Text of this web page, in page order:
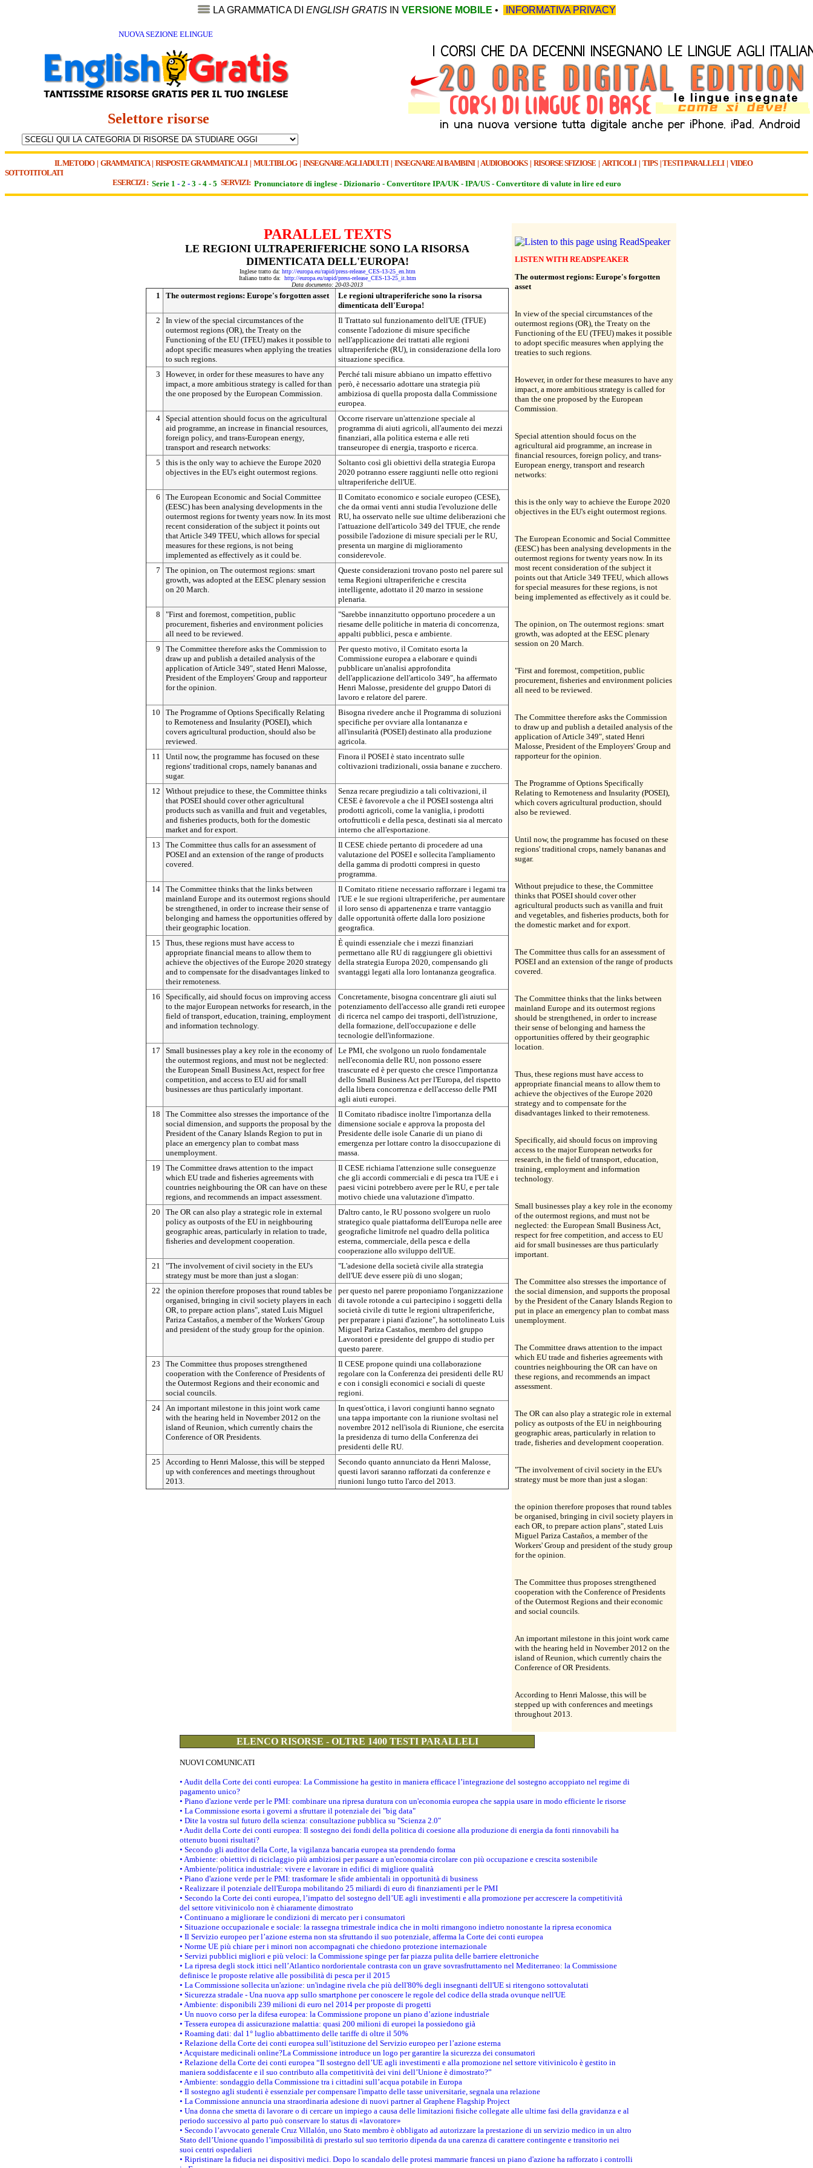
LA GRAMMATICA DI ENGLISH GRATIS IN VERSIONE MOBILE • INFORMATIVA PRIVACY
NUOVA SEZIONE ELINGUE
Selettore risorse
IL METODO| GRAMMATICA| RISPOSTE GRAMMATICALI| MULTIBLOG| INSEGNARE AGLI ADULTI | INSEGNARE AI BAMBINI| AUDIOBOOKS| RISORSE SFIZIOSE | ARTICOLI| TIPS|TESTI PARALLELI| VIDEO
SOTTOTITOLATI
ESERCIZI : Serie 1 - 2 - 3 - 4 - 5 SERVIZI: Pronunciatore di inglese - Dizionario - Convertitore IPA/UK - IPA/US - Convertitore di valute in lire ed euro
PARALLEL TEXTS
LE REGIONI ULTRAPERIFERICHE SONO LA RISORSA
DIMENTICATA DELL'EUROPA!
Inglese tratto da: http://europa.eu/rapid/press-release_CES-13-25_en.htm
Italiano tratto da: http://europa.eu/rapid/press-release_CES-13-25_it.htm
Data documento: 20-03-2013
1 The outermost regions: Europe's forgotten asset
Le regioni ultraperiferiche sono la risorsa
dimenticata dell'Europa!
2
In view of the special circumstances of the
outermost regions (OR), the Treaty on the
Functioning of the EU (TFEU) makes it possible to
adopt specific measures when applying the treaties
to such regions.
Il Trattato sul funzionamento dell'UE (TFUE)
consente l'adozione di misure specifiche
nell'applicazione dei trattati alle regioni
ultraperiferiche (RU), in considerazione della loro
situazione specifica.
3
However, in order for these measures to have any
impact, a more ambitious strategy is called for than
the one proposed by the European Commission.
Perché tali misure abbiano un impatto effettivo
però, è necessario adottare una strategia più
ambiziosa di quella proposta dalla Commissione
europea.
4 Special attention should focus on the agricultural
aid programme, an increase in financial resources,
foreign policy, and trans-European energy,
transport and research networks:
Occorre riservare un'attenzione speciale al
programma di aiuti agricoli, all'aumento dei mezzi
finanziari, alla politica esterna e alle reti
transeuropee di energia, trasporto e ricerca.
5
this is the only way to achieve the Europe 2020
objectives in the EU's eight outermost regions.
Soltanto così gli obiettivi della strategia Europa
2020 potranno essere raggiunti nelle otto regioni
ultraperiferiche dell'UE.
6
The European Economic and Social Committee
(EESC) has been analysing developments in the
outermost regions for twenty years now. In its most
recent consideration of the subject it points out
that Article 349 TFEU, which allows for special
measures for these regions, is not being
implemented as effectively as it could be.
Il Comitato economico e sociale europeo (CESE),
che da ormai venti anni studia l'evoluzione delle
RU, ha osservato nelle sue ultime deliberazioni che
l'attuazione dell'articolo 349 del TFUE, che rende
possibile l'adozione di misure speciali per le RU,
presenta un margine di miglioramento
considerevole.
7
The opinion, on The outermost regions: smart
growth, was adopted at the EESC plenary session
on 20 March.
Queste considerazioni trovano posto nel parere sul
tema Regioni ultraperiferiche e crescita
intelligente, adottato il 20 marzo in sessione
plenaria.
8
"First and foremost, competition, public
procurement, fisheries and environment policies
all need to be reviewed.
"Sarebbe innanzitutto opportuno procedere a un
riesame delle politiche in materia di concorrenza,
appalti pubblici, pesca e ambiente.
9
The Committee therefore asks the Commission to
draw up and publish a detailed analysis of the
application of Article 349", stated Henri Malosse,
President of the Employers' Group and rapporteur
for the opinion.
Per questo motivo, il Comitato esorta la
Commissione europea a elaborare e quindi
pubblicare un'analisi approfondita
dell'applicazione dell'articolo 349", ha affermato
Henri Malosse, presidente del gruppo Datori di
lavoro e relatore del parere.
10
The Programme of Options Specifically Relating
to Remoteness and Insularity (POSEI), which
covers agricultural production, should also be
reviewed.
Bisogna rivedere anche il Programma di soluzioni
specifiche per ovviare alla lontananza e
all'insularità (POSEI) destinato alla produzione
agricola.
11
Until now, the programme has focused on these
regions' traditional crops, namely bananas and
sugar.
Finora il POSEI è stato incentrato sulle
coltivazioni tradizionali, ossia banane e zucchero.
12
Without prejudice to these, the Committee thinks
that POSEI should cover other agricultural
products such as vanilla and fruit and vegetables,
and fisheries products, both for the domestic
market and for export.
Senza recare pregiudizio a tali coltivazioni, il
CESE è favorevole a che il POSEI sostenga altri
prodotti agricoli, come la vaniglia, i prodotti
ortofrutticoli e della pesca, destinati sia al mercato
interno che all'esportazione.
13
The Committee thus calls for an assessment of
POSEI and an extension of the range of products
covered.
Il CESE chiede pertanto di procedere ad una
valutazione del POSEI e sollecita l'ampliamento
della gamma di prodotti compresi in questo
programma.
14 The Committee thinks that the links between
mainland Europe and its outermost regions should
be strengthened, in order to increase their sense of
belonging and harness the opportunities offered by
their geographic location.
Il Comitato ritiene necessario rafforzare i legami tra
l'UE e le sue regioni ultraperiferiche, per aumentare
il loro senso di appartenenza e trarre vantaggio
dalle opportunità offerte dalla loro posizione
geografica.
15
Thus, these regions must have access to
appropriate financial means to allow them to
achieve the objectives of the Europe 2020 strategy
and to compensate for the disadvantages linked to
their remoteness.
È quindi essenziale che i mezzi finanziari
permettano alle RU di raggiungere gli obiettivi
della strategia Europa 2020, compensando gli
svantaggi legati alla loro lontananza geografica.
16
Specifically, aid should focus on improving access
to the major European networks for research, in the
field of transport, education, training, employment
and information technology.
Concretamente, bisogna concentrare gli aiuti sul
potenziamento dell'accesso alle grandi reti europee
di ricerca nel campo dei trasporti, dell'istruzione,
della formazione, dell'occupazione e delle
tecnologie dell'informazione.
17
Small businesses play a key role in the economy of
the outermost regions, and must not be neglected:
the European Small Business Act, respect for free
competition, and access to EU aid for small
businesses are thus particularly important.
Le PMI, che svolgono un ruolo fondamentale
nell'economia delle RU, non possono essere
trascurate ed è per questo che cresce l'importanza
dello Small Business Act per l'Europa, del rispetto
della libera concorrenza e dell'accesso delle PMI
agli aiuti europei.
18
The Committee also stresses the importance of the
social dimension, and supports the proposal by the
President of the Canary Islands Region to put in
place an emergency plan to combat mass
unemployment.
Il Comitato ribadisce inoltre l'importanza della
dimensione sociale e approva la proposta del
Presidente delle isole Canarie di un piano di
emergenza per lottare contro la disoccupazione di
massa.
19
The Committee draws attention to the impact
which EU trade and fisheries agreements with
countries neighbouring the OR can have on these
regions, and recommends an impact assessment.
Il CESE richiama l'attenzione sulle conseguenze
che gli accordi commerciali e di pesca tra l'UE e i
paesi vicini potrebbero avere per le RU, e per tale
motivo chiede una valutazione d'impatto.
20
The OR can also play a strategic role in external
policy as outposts of the EU in neighbouring
geographic areas, particularly in relation to trade,
fisheries and development cooperation.
D'altro canto, le RU possono svolgere un ruolo
strategico quale piattaforma dell'Europa nelle aree
geografiche limitrofe nel quadro della politica
esterna, commerciale, della pesca e della
cooperazione allo sviluppo dell'UE.
21
"The involvement of civil society in the EU's
strategy must be more than just a slogan:
"L'adesione della società civile alla strategia
dell'UE deve essere più di uno slogan;
22
the opinion therefore proposes that round tables be
organised, bringing in civil society players in each
OR, to prepare action plans", stated Luis Miguel
Pariza Castaños, a member of the Workers' Group
and president of the study group for the opinion.
per questo nel parere proponiamo l'organizzazione
di tavole rotonde a cui partecipino i soggetti della
società civile di tutte le regioni ultraperiferiche,
per preparare i piani d'azione", ha sottolineato Luis
Miguel Pariza Castaños, membro del gruppo
Lavoratori e presidente del gruppo di studio per
questo parere.
23
The Committee thus proposes strengthened
cooperation with the Conference of Presidents of
the Outermost Regions and their economic and
social councils.
Il CESE propone quindi una collaborazione
regolare con la Conferenza dei presidenti delle RU
e con i consigli economici e sociali di queste
regioni.
24 An important milestone in this joint work came
with the hearing held in November 2012 on the
island of Reunion, which currently chairs the
Conference of OR Presidents.
In quest'ottica, i lavori congiunti hanno segnato
una tappa importante con la riunione svoltasi nel
novembre 2012 nell'isola di Riunione, che esercita
la presidenza di turno della Conferenza dei
presidenti delle RU.
25
According to Henri Malosse, this will be stepped
up with conferences and meetings throughout
2013.
Secondo quanto annunciato da Henri Malosse,
questi lavori saranno rafforzati da conferenze e
riunioni lungo tutto l'arco del 2013.
LISTEN WITH READSPEAKER
The outermost regions: Europe's forgotten
asset
In view of the special circumstances of the
outermost regions (OR), the Treaty on the
Functioning of the EU (TFEU) makes it possible
to adopt specific measures when applying the
treaties to such regions.
However, in order for these measures to have any
impact, a more ambitious strategy is called for
than the one proposed by the European
Commission.
Special attention should focus on the
agricultural aid programme, an increase in
financial resources, foreign policy, and trans-
European energy, transport and research
networks:
this is the only way to achieve the Europe 2020
objectives in the EU's eight outermost regions.
The European Economic and Social Committee
(EESC) has been analysing developments in the
outermost regions for twenty years now. In its
most recent consideration of the subject it
points out that Article 349 TFEU, which allows
for special measures for these regions, is not
being implemented as effectively as it could be.
The opinion, on The outermost regions: smart
growth, was adopted at the EESC plenary
session on 20 March.
"First and foremost, competition, public
procurement, fisheries and environment policies
all need to be reviewed.
The Committee therefore asks the Commission
to draw up and publish a detailed analysis of the
application of Article 349", stated Henri
Malosse, President of the Employers' Group and
rapporteur for the opinion.
The Programme of Options Specifically
Relating to Remoteness and Insularity (POSEI),
which covers agricultural production, should
also be reviewed.
Until now, the programme has focused on these
regions' traditional crops, namely bananas and
sugar.
Without prejudice to these, the Committee
thinks that POSEI should cover other
agricultural products such as vanilla and fruit
and vegetables, and fisheries products, both for
the domestic market and for export.
The Committee thus calls for an assessment of
POSEI and an extension of the range of products
covered.
The Committee thinks that the links between
mainland Europe and its outermost regions
should be strengthened, in order to increase
their sense of belonging and harness the
opportunities offered by their geographic
location.
Thus, these regions must have access to
appropriate financial means to allow them to
achieve the objectives of the Europe 2020
strategy and to compensate for the
disadvantages linked to their remoteness.
Specifically, aid should focus on improving
access to the major European networks for
research, in the field of transport, education,
training, employment and information
technology.
Small businesses play a key role in the economy
of the outermost regions, and must not be
neglected: the European Small Business Act,
respect for free competition, and access to EU
aid for small businesses are thus particularly
important.
The Committee also stresses the importance of
the social dimension, and supports the proposal
by the President of the Canary Islands Region to
put in place an emergency plan to combat mass
unemployment.
The Committee draws attention to the impact
which EU trade and fisheries agreements with
countries neighbouring the OR can have on
these regions, and recommends an impact
assessment.
The OR can also play a strategic role in external
policy as outposts of the EU in neighbouring
geographic areas, particularly in relation to
trade, fisheries and development cooperation.
"The involvement of civil society in the EU's
strategy must be more than just a slogan:
the opinion therefore proposes that round tables
be organised, bringing in civil society players in
each OR, to prepare action plans", stated Luis
Miguel Pariza Castaños, a member of the
Workers' Group and president of the study group
for the opinion.
The Committee thus proposes strengthened
cooperation with the Conference of Presidents
of the Outermost Regions and their economic
and social councils.
An important milestone in this joint work came
with the hearing held in November 2012 on the
island of Reunion, which currently chairs the
Conference of OR Presidents.
According to Henri Malosse, this will be
stepped up with conferences and meetings
throughout 2013.
ELENCO RISORSE - OLTRE 1400 TESTI PARALLELI
NUOVI COMUNICATI
• Audit della Corte dei conti europea: La Commissione ha gestito in maniera efficace l’integrazione del sostegno accoppiato nel regime di
pagamento unico?
• Piano d'azione verde per le PMI: combinare una ripresa duratura con un'economia europea che sappia usare in modo efficiente le risorse
• La Commissione esorta i governi a sfruttare il potenziale dei "big data"
• Dite la vostra sul futuro della scienza: consultazione pubblica su "Scienza 2.0"
• Audit della Corte dei conti europea: Il sostegno dei fondi della politica di coesione alla produzione di energia da fonti rinnovabili ha
ottenuto buoni risultati?
• Secondo gli auditor della Corte, la vigilanza bancaria europea sta prendendo forma
• Ambiente: obiettivi di riciclaggio più ambiziosi per passare a un'economia circolare con più occupazione e crescita sostenibile
• Ambiente/politica industriale: vivere e lavorare in edifici di migliore qualità
• Piano d'azione verde per le PMI: trasformare le sfide ambientali in opportunità di business
• Realizzare il potenziale dell'Europa mobilitando 25 miliardi di euro di finanziamenti per le PMI
• Secondo la Corte dei conti europea, l’impatto del sostegno dell’UE agli investimenti e alla promozione per accrescere la competitività
del settore vitivinicolo non è chiaramente dimostrato
• Continuano a migliorare le condizioni di mercato per i consumatori
• Situazione occupazionale e sociale: la rassegna trimestrale indica che in molti rimangono indietro nonostante la ripresa economica
• Il Servizio europeo per l’azione esterna non sta sfruttando il suo potenziale, afferma la Corte dei conti europea
• Norme UE più chiare per i minori non accompagnati che chiedono protezione internazionale
• Servizi pubblici migliori e più veloci: la Commissione spinge per far piazza pulita delle barriere elettroniche
• La ripresa degli stock ittici nell’Atlantico nordorientale contrasta con un grave sovrasfruttamento nel Mediterraneo: la Commissione
definisce le proposte relative alle possibilità di pesca per il 2015
• La Commissione sollecita un'azione: un'indagine rivela che più dell'80% degli insegnanti dell'UE si ritengono sottovalutati
• Sicurezza stradale - Una nuova app sullo smartphone per conoscere le regole del codice della strada ovunque nell'UE
• Ambiente: disponibili 239 milioni di euro nel 2014 per proposte di progetti
• Un nuovo corso per la difesa europea: la Commissione propone un piano d’azione industriale
• Tessera europea di assicurazione malattia: quasi 200 milioni di europei la possiedono già
• Roaming dati: dal 1° luglio abbattimento delle tariffe di oltre il 50%
• Relazione della Corte dei conti europea sull’istituzione del Servizio europeo per l’azione esterna
• Acquistare medicinali online?La Commissione introduce un logo per garantire la sicurezza dei consumatori
• Relazione della Corte dei conti europea “Il sostegno dell’UE agli investimenti e alla promozione nel settore vitivinicolo è gestito in
maniera soddisfacente e il suo contributo alla competitività dei vini dell’Unione è dimostrato?”
• Ambiente: sondaggio della Commissione tra i cittadini sull’acqua potabile in Europa
• Il sostegno agli studenti è essenziale per compensare l'impatto delle tasse universitarie, segnala una relazione
• La Commissione annuncia una straordinaria adesione di nuovi partner al Graphene Flagship Project
• Una donna che smetta di lavorare o di cercare un impiego a causa delle limitazioni fisiche collegate alle ultime fasi della gravidanza e al
periodo successivo al parto può conservare lo status di «lavoratore»
• Secondo l’avvocato generale Cruz Villalón, uno Stato membro è obbligato ad autorizzare la prestazione di un servizio medico in un altro
Stato dell’Unione quando l’impossibilità di prestarlo sul suo territorio dipenda da una carenza di carattere contingente e transitorio nei
suoi centri ospedalieri
• Ripristinare la fiducia nei dispositivi medici. Dopo lo scandalo delle protesi mammarie francesi un piano d'azione ha rafforzato i controlli